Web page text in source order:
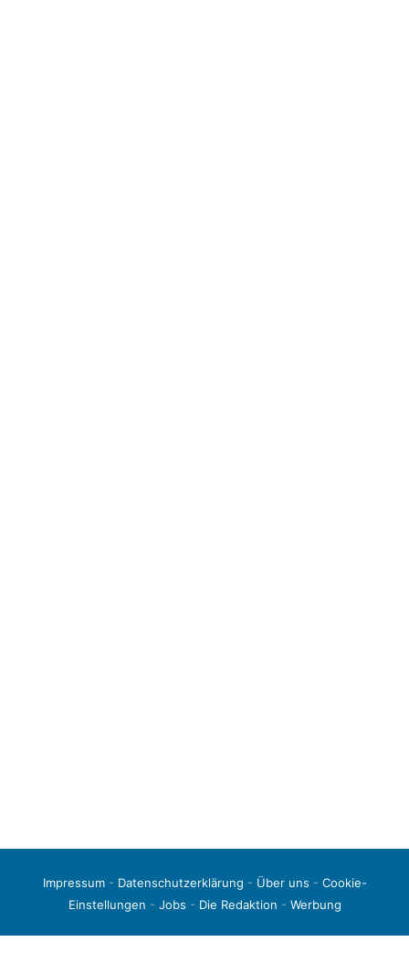
Impressum- Datenschutzerklärung - Über uns - Cookie-
Einstellungen - Jobs - Die Redaktion - Werbung